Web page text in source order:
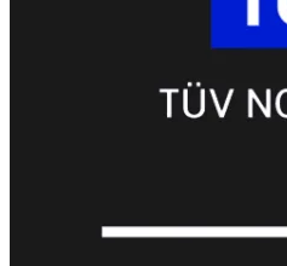
FortiWiFi
50GFortiWiFi